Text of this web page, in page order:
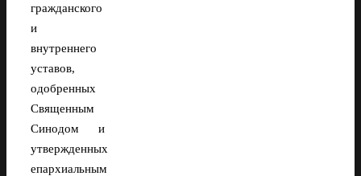
гражданского
и
внутреннего
уставов,
одобренных
Священным
Синодом и
утвержденных
епархиальным